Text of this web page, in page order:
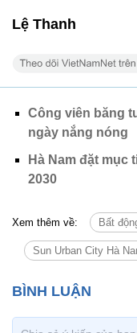
Lệ Thanh
Công viên băng
ngày nắng nóng
Hà Nam đặt mục
2030
Xem thêm về: Bất
Sun Urban City Hà